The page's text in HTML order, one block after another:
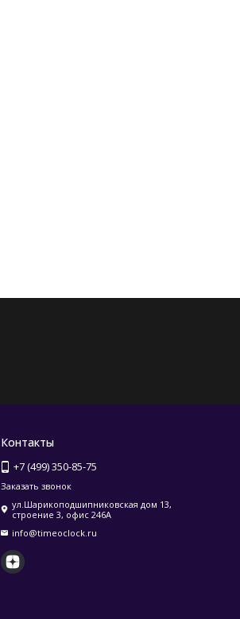
Контакты
+7 (499) 350-85-75
Заказать звонок
ул.Шарикоподшипниковская дом 13,
строение 3, офис 246А
info@timeoclock.ru